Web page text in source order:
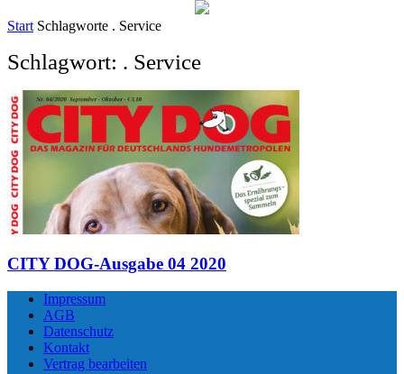
Start Schlagworte . Service
Schlagwort: . Service
CITY DOG-Ausgabe 04 2020
Impressum
AGB
Datenschutz
Kontakt
Vertrag bearbeiten